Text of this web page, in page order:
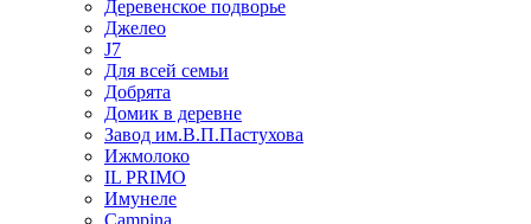
Деревенское подворье
Джелео
J7
Для всей семьи
Добрята
Домик в деревне
Завод им.В.П.Пастухова
Ижмолоко
IL PRIMO
Имунеле
Campina